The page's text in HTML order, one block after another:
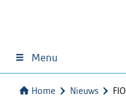
Menu
Home Nieuws